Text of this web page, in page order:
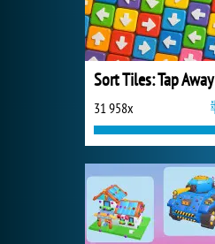
Sort Tiles: Tap Away
31 958x